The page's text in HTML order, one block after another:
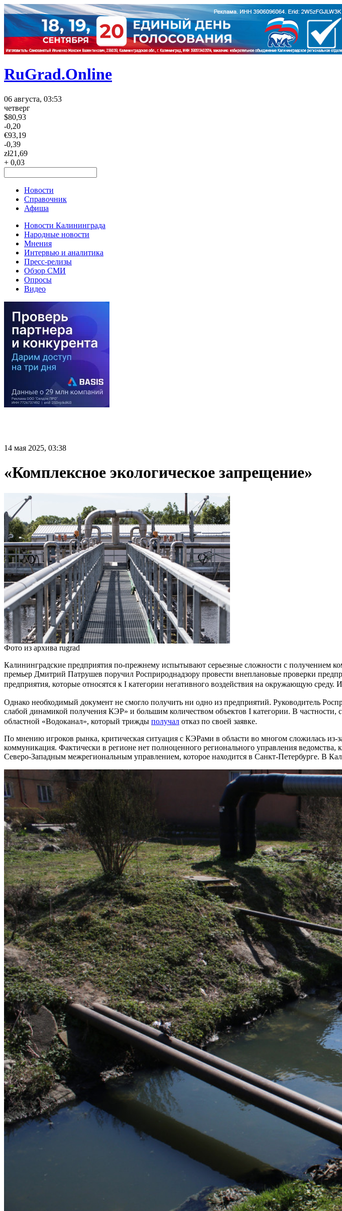
RuGrad.Online
06 августа, 03:53
четверг
$80,93
-0,20
€93,19
-0,39
zł21,69
+ 0,03
Новости
Справочник
Афиша
Новости Калининграда
Народные новости
Мнения
Интервью и аналитика
Пресс-релизы
Обзор СМИ
Опросы
Видео
14 мая 2025, 03:38
«Комплексное экологическое запрещение»
Фото из архива rugrad
Калининградские предприятия по-прежнему испытывают серьезные сложности с получением
премьер Дмитрий Патрушев поручил Росприроднадзору провести внеплановые проверки
предприятия, которые относятся к I категории негативного воздействия на окружающую среду.
Однако необходимый документ не смогло получить ни одно из предприятий. Руководитель
слабой динамикой получения КЭР» и большим количеством объектов I категории. В
областной «Водоканал», который трижды получал отказ по своей заявке.
По мнению игроков рынка, критическая ситуация с КЭРами в области во многом сложилась
коммуникация. Фактически в регионе нет полноценного регионального управления
Северо-Западным межрегиональным управлением, которое находится в Санкт-Петербурге. В